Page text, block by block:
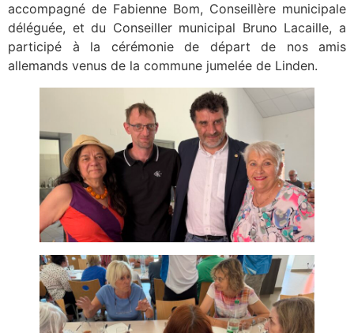
accompagné de Fabienne Bom, Conseillère municipale
déléguée, et du Conseiller municipal Bruno Lacaille, a
participé à la cérémonie de départ de nos amis
allemands venus de la commune jumelée de Linden.